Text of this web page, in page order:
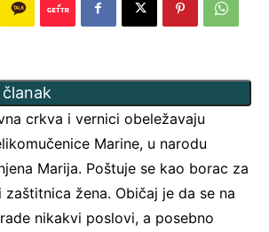
crkva i vernici obeležavaju
Marine, u narodu
Marija. Poštuje se kao borac za
zaštitnica žena. Običaj je da se na
nikakvi poslovi, a posebno